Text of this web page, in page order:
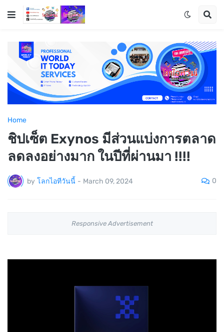
Home
ชิปเซ็ต Exynos มีส่วนแบ่งการตลาด
ลดลงอย่างมาก ในปีที่ผ่านมา !!!!
by โลกไอทีวันนี้ - March 09, 2024 0
Responsive Advertisement